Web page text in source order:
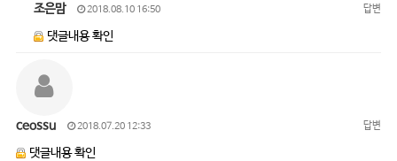
조은맘 2018.08.10 16:50 답변
댓글내용 확인
ceossu 2018.07.20 12:33 답변
댓글내용 확인